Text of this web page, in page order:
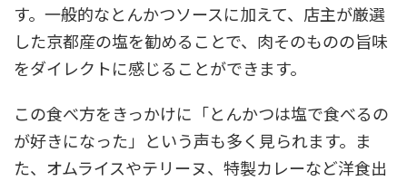
す。一般的なとんかつソースに加えて、店主が厳選
した京都産の塩を勧めることで、肉そのものの旨味
をダイレクトに感じることができます。
この食べ方をきっかけに「とんかつは塩で食べるの
が好きになった」という声も多く見られます。ま
た、オムライスやテリーヌ、特製カレーなど洋食出